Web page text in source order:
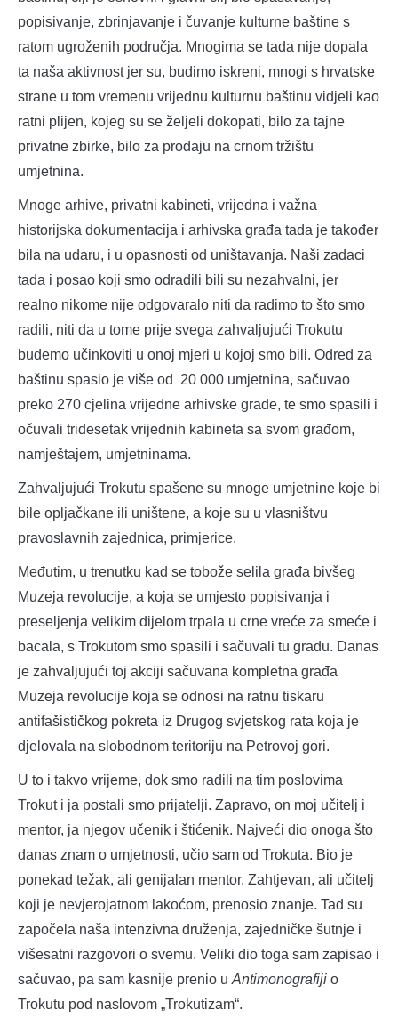
popisivanje, zbrinjavanje i čuvanje kulturne baštine s
ratom ugroženih područja. Mnogima se tada nije dopala
ta naša aktivnost jer su, budimo iskreni, mnogi s hrvatske
strane u tom vremenu vrijednu kulturnu baštinu vidjeli kao
ratni plijen, kojeg su se željeli dokopati, bilo za tajne
privatne zbirke, bilo za prodaju na crnom tržištu
umjetnina.
Mnoge arhive, privatni kabineti, vrijedna i važna
historijska dokumentacija i arhivska građa tada je također
bila na udaru, i u opasnosti od uništavanja. Naši zadaci
tada i posao koji smo odradili bili su nezahvalni, jer
realno nikome nije odgovaralo niti da radimo to što smo
radili, niti da u tome prije svega zahvaljujući Trokutu
budemo učinkoviti u onoj mjeri u kojoj smo bili. Odred za
baštinu spasio je više od 20 000 umjetnina, sačuvao
preko 270 cjelina vrijedne arhivske građe, te smo spasili i
očuvali tridesetak vrijednih kabineta sa svom građom,
namještajem, umjetninama.
Zahvaljujući Trokutu spašene su mnoge umjetnine koje bi
bile opljačkane ili uništene, a koje su u vlasništvu
pravoslavnih zajednica, primjerice.
Međutim, u trenutku kad se tobože selila građa bivšeg
Muzeja revolucije, a koja se umjesto popisivanja i
preseljenja velikim dijelom trpala u crne vreće za smeće i
bacala, s Trokutom smo spasili i sačuvali tu građu. Danas
je zahvaljujući toj akciji sačuvana kompletna građa
Muzeja revolucije koja se odnosi na ratnu tiskaru
antifašističkog pokreta iz Drugog svjetskog rata koja je
djelovala na slobodnom teritoriju na Petrovoj gori.
U to i takvo vrijeme, dok smo radili na tim poslovima
Trokut i ja postali smo prijatelji. Zapravo, on moj učitelj i
mentor, ja njegov učenik i štićenik. Najveći dio onoga što
danas znam o umjetnosti, učio sam od Trokuta. Bio je
ponekad težak, ali genijalan mentor. Zahtjevan, ali učitelj
koji je nevjerojatnom lakoćom, prenosio znanje. Tad su
započela naša intenzivna druženja, zajedničke šutnje i
višesatni razgovori o svemu. Veliki dio toga sam zapisao i
sačuvao, pa sam kasnije prenio u Antimonografiji o
Trokutu pod naslovom „Trokutizam“.